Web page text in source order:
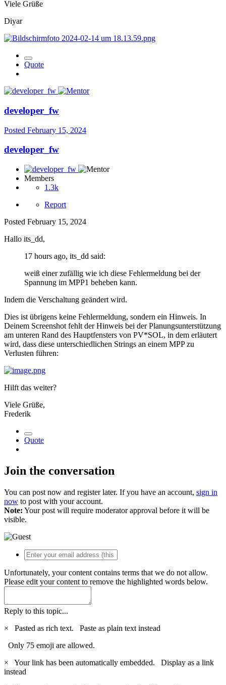
Viele Grüße
Diyar
Quote
developer_fw
Posted February 15, 2024
developer_fw
Members
1.3k
Report
Posted February 15, 2024
Hallo its_dd,
17 hours ago, its_dd said:
weiß einer zufällig wie ich diese Fehlermeldung bei der
Spannung im MPP1 beheben kann.
Indem die Verschaltung geändert wird.
Dies ist übrigens keine Fehlermeldung, sondern ein Hinweis. In
Deinem Screenshot fehlt der Hinweis bei der Planungsunterstützung
am unteren Rand des Hauptfensters von PV*SOL, in dem erläutert
wird, dass diese unterschiedlichen Strings an einem MPP zu
Verlusten führen:
Hilft das weiter?
Viele Grüße,
Frederik
Quote
Join the conversation
You can post now and register later. If you have an account, sign in
now to post with your account.
Note: Your post will require moderator approval before it will be
visible.
Unfortunately, your content contains terms that we do not allow.
Please edit your content to remove the highlighted words below.
Reply to this topic...
×
Pasted as rich text. Paste as plain text instead
Only 75 emoji are allowed.
×
Your link has been automatically embedded. Display as a link
instead